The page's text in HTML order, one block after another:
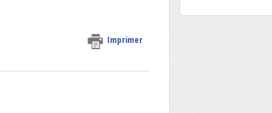
Imprimer